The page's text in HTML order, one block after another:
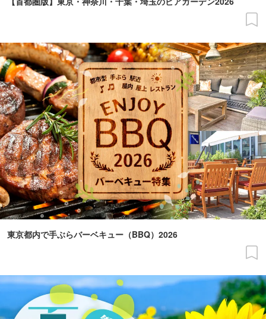
東京都内で手ぶらバーベキュー（BBQ）2026